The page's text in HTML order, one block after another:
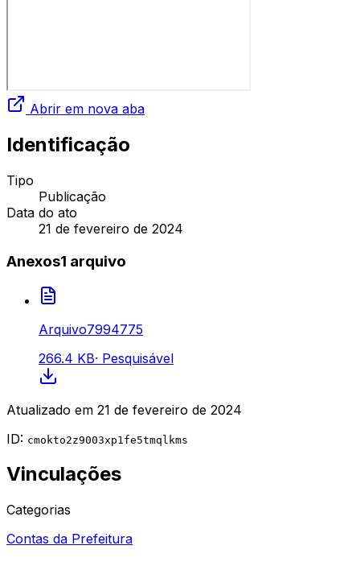
Abrir em nova aba
Identificação
Tipo
Publicação
Data do ato
21 de fevereiro de 2024
Anexos1 arquivo
Arquivo7994775
266.4 KB· Pesquisável
Atualizado em 21 de fevereiro de 2024
ID: cmokto2z9003xp1fe5tmqlkms
Vinculações
Categorias
Contas da Prefeitura